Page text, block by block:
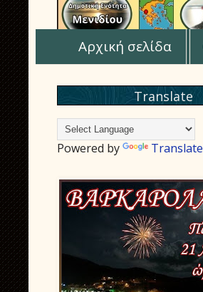
Αρχική σελίδα
Translate
Powered by Translate